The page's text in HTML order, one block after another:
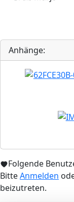
Anhänge:
Folgende
BitteAnmelden
beizutreten.